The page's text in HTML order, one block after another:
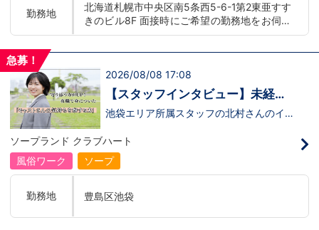
ャルサイトをご覧下さい。
【https://happiness-group.biz/】※お手
数ですがコピー＆ペーストしてURLを開い
他社と比較検討中など。そのような時は1
もしれません。アナタからのご連絡お待ち
しております。
底的入站策略無條件月薪 400,000 日圓起
推出語言津貼能說至少三種語言者優先
勤務地
北海道札幌市中央区南5条西5-6-1第2東亜すす
きのビル8F 面接時にご希望の勤務地をお伺い
し、配属店舗を決定いたします。 入社後の転
■横浜エリア：神奈川県横浜市中区 ・京急線
黄金町駅、日ノ出町駅 ・市営地下鉄阪東橋
駅、伊勢佐木長者町駅 ・JR横浜線関内駅 ■札
幌エリア：北海道札幌市 地下鉄南北線すすき
の駅
急募！
2026/08/08 17:08
【スタッフインタビュー】未経験
で飛び込んだスタッフが語る職場
池袋エリア所属スタッフの北村さんのイン
るのかな…？」そんな不安を抱えながら好
奇心で裏方に飛び込んだ北村さん。実際に
は、入社初日でそのイメージがガラッと変
わり、「本当に優しい人ばかり」と感じた
不安な表情が笑顔に変わっていく瞬間を見
届けることが、この仕事の大きなやりがい
だと語ってくれました。動画では、入社の
ソープランド クラブハート
風俗ワーク
ソープ
勤務地 豊島区池袋